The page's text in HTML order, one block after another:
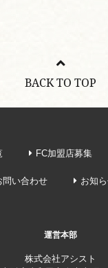
BACK TO TOP
FC加盟店募集
問い合わせ お知
運営本部
株式会社アシスト